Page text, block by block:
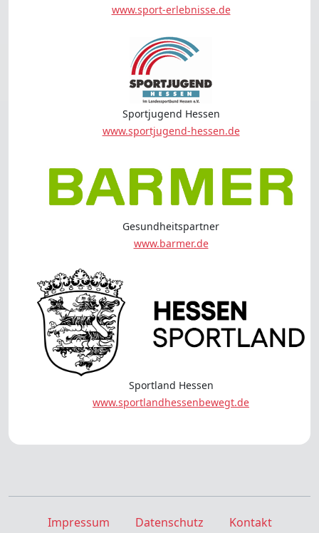
www.sport-erlebnisse.de
Sportjugend Hessen
www.sportjugend-hessen.de
Gesundheitspartner
www.barmer.de
Sportland Hessen
www.sportlandhessenbewegt.de
Impressum Datenschutz Kontakt